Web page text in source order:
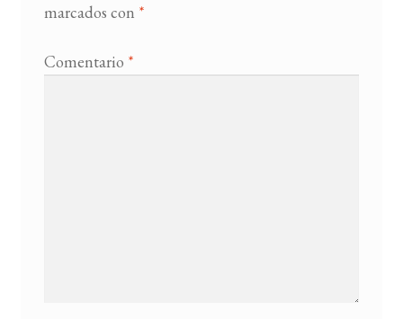
marcados con *
Comentario *